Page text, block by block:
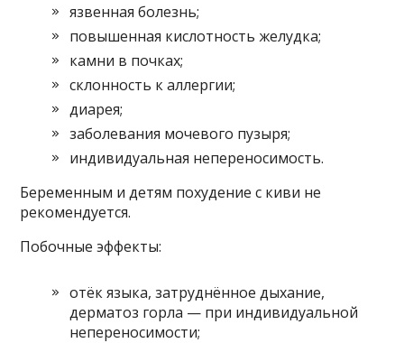
язвенная болезнь;
повышенная кислотность желудка;
камни в почках;
склонность к аллергии;
диарея;
заболевания мочевого пузыря;
индивидуальная непереносимость.
Беременным и детям похудение с киви не
рекомендуется.
Побочные эффекты:
отёк языка, затруднённое дыхание,
дерматоз горла — при индивидуальной
непереносимости;